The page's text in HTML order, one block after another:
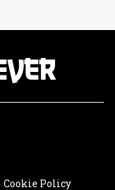
Cookie Policy